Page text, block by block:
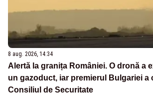
8 aug. 2026, 14:34
Alertă la granița României. O dronă a
un gazoduct, iar premierul Bulgariei a
Consiliul de Securitate